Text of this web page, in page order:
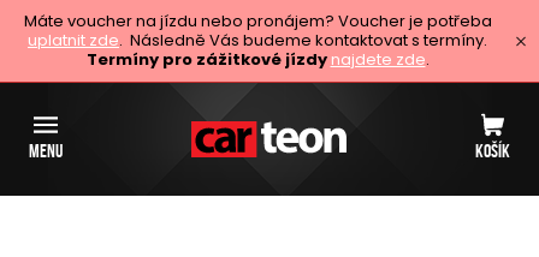
Máte voucher na jízdu nebo pronájem? Voucher je potřeba
uplatnit zde. Následně Vás budeme kontaktovat s termíny.
Termíny pro zážitkové jízdy najdete zde.
MENU KOŠÍK